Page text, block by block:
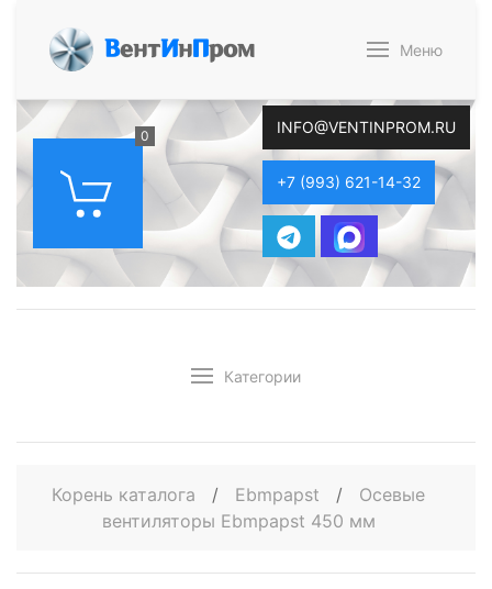
ВентИнПром Меню
0 INFO@VENTINPROM.RU
+7 (993) 621-14-32
Категории
Корень каталога / Ebmpapst /
Осевые
вентиляторы Ebmpapst 450 мм